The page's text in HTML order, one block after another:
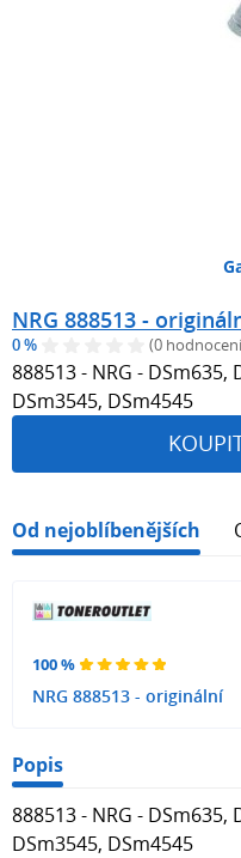
NRG 888513 -
0 % (0
888513 - NRG - DSm635,
DSm3545, DSm4545
Od nejoblíbenějších
100 %
NRG 888513 - originální
Popis
888513 - NRG - DSm635,
DSm3545, DSm4545